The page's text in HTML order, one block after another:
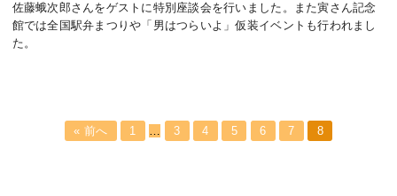
佐藤蛾次郎さんをゲストに特別座談会を行いました。また寅さん記念
館では全国駅弁まつりや「男はつらいよ」仮装イベントも行われまし
た。
« 前へ 1 3 4 5 6 7 8